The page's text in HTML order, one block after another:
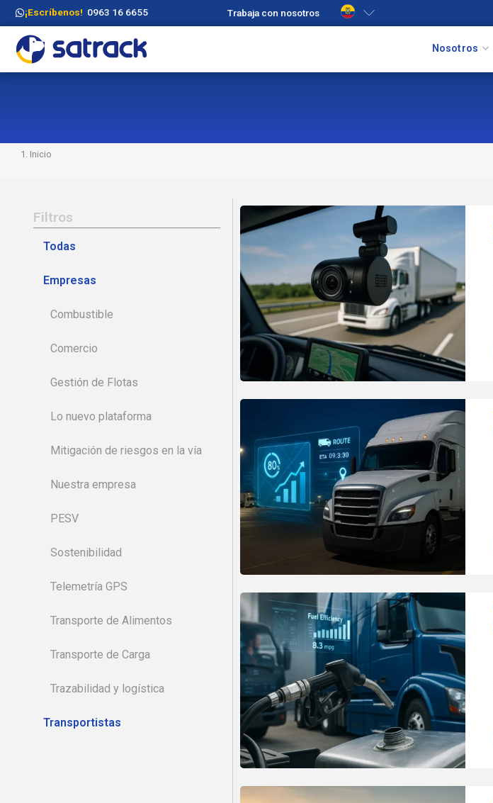
¡Escríbenos! 0963 16 6655 Trabaja con nosotros
Nosotros
Inicio
Filtros
Todas
Empresas
Combustible
Comercio
Gestión de Flotas
Lo nuevo plataforma
Mitigación de riesgos en la vía
Nuestra empresa
PESV
Sostenibilidad
Telemetría GPS
Transporte de Alimentos
Transporte de Carga
Trazabilidad y logística
Transportistas